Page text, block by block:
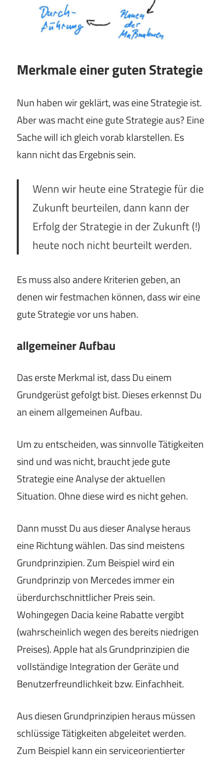
Merkmale einer guten Strategie
Nun haben wir geklärt, was eine Strategie ist.
Aber was macht eine gute Strategie aus? Eine
Sache will ich gleich vorab klarstellen. Es
kann nicht das Ergebnis sein.
Wenn wir heute eine Strategie für die
Zukunft beurteilen, dann kann der
Erfolg der Strategie in der Zukunft (!)
heute noch nicht beurteilt werden.
Es muss also andere Kriterien geben, an
denen wir festmachen können, dass wir eine
gute Strategie vor uns haben.
allgemeiner Aufbau
Das erste Merkmal ist, dass Du einem
Grundgerüst gefolgt bist. Dieses erkennst Du
an einem allgemeinen Aufbau.
Um zu entscheiden, was sinnvolle Tätigkeiten
sind und was nicht, braucht jede gute
Strategie eine Analyse der aktuellen
Situation. Ohne diese wird es nicht gehen.
Dann musst Du aus dieser Analyse heraus
eine Richtung wählen. Das sind meistens
Grundprinzipien. Zum Beispiel wird ein
Grundprinzip von Mercedes immer ein
überdurchschnittlicher Preis sein.
Wohingegen Dacia keine Rabatte vergibt
(wahrscheinlich wegen des bereits niedrigen
Preises). Apple hat als Grundprinzipien die
vollständige Integration der Geräte und
Benutzerfreundlichkeit bzw. Einfachheit.
Aus diesen Grundprinzipien heraus müssen
schlüssige Tätigkeiten abgeleitet werden.
Zum Beispiel kann ein serviceorientierter